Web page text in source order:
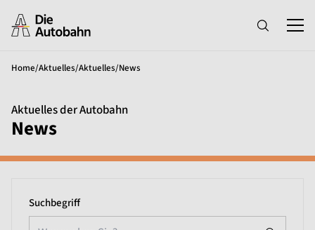
Home/Aktuelles/Aktuelles/News
Aktuelles der Autobahn
News
Suchbegriff